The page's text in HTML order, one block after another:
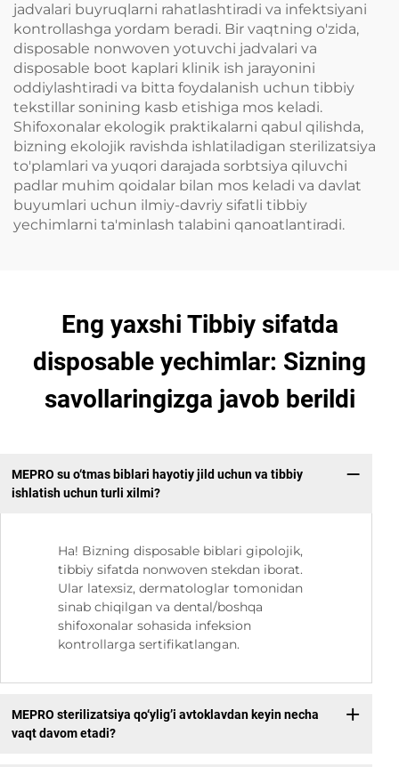
jadvalari buyruqlarni rahatlashtiradi va infektsiyani
kontrollashga yordam beradi. Bir vaqtning o'zida,
disposable nonwoven yotuvchi jadvalari va
disposable boot kaplari klinik ish jarayonini
oddiylashtiradi va bitta foydalanish uchun tibbiy
tekstillar sonining kasb etishiga mos keladi.
Shifoxonalar ekologik praktikalarni qabul qilishda,
bizning ekolojik ravishda ishlatiladigan sterilizatsiya
to'plamlari va yuqori darajada sorbtsiya qiluvchi
padlar muhim qoidalar bilan mos keladi va davlat
buyumlari uchun ilmiy-davriy sifatli tibbiy
yechimlarni ta'minlash talabini qanoatlantiradi.
Eng yaxshi Tibbiy sifatda
disposable yechimlar: Sizning
savollaringizga javob berildi
MEPRO su o‘tmas biblari hayotiy jild uchun va tibbiy
ishlatish uchun turli xilmi?
Ha! Bizning disposable biblari gipolojik,
tibbiy sifatda nonwoven stekdan iborat.
Ular latexsiz, dermatologlar tomonidan
sinab chiqilgan va dental/boshqa
shifoxonalar sohasida infeksion
kontrollarga sertifikatlangan.
MEPRO sterilizatsiya qo‘ylig’i avtoklavdan keyin necha
vaqt davom etadi?